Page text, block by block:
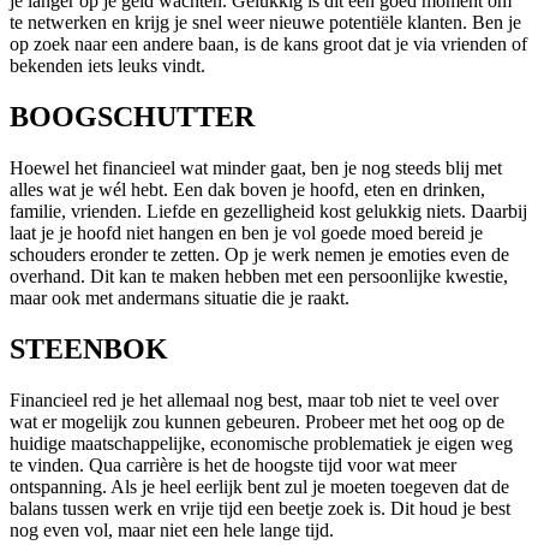
te netwerken en krijg je snel weer nieuwe potentiële klanten. Ben je
op zoek naar een andere baan, is de kans groot dat je via vrienden of
bekenden iets leuks vindt.
BOOGSCHUTTER
Hoewel het financieel wat minder gaat, ben je nog steeds blij met
alles wat je wél hebt. Een dak boven je hoofd, eten en drinken,
familie, vrienden. Liefde en gezelligheid kost gelukkig niets. Daarbij
laat je je hoofd niet hangen en ben je vol goede moed bereid je
schouders eronder te zetten. Op je werk nemen je emoties even de
overhand. Dit kan te maken hebben met een persoonlijke kwestie,
maar ook met andermans situatie die je raakt.
STEENBOK
Financieel red je het allemaal nog best, maar tob niet te veel over
wat er mogelijk zou kunnen gebeuren. Probeer met het oog op de
huidige maatschappelijke, economische problematiek je eigen weg
te vinden. Qua carrière is het de hoogste tijd voor wat meer
ontspanning. Als je heel eerlijk bent zul je moeten toegeven dat de
balans tussen werk en vrije tijd een beetje zoek is. Dit houd je best
nog even vol, maar niet een hele lange tijd.